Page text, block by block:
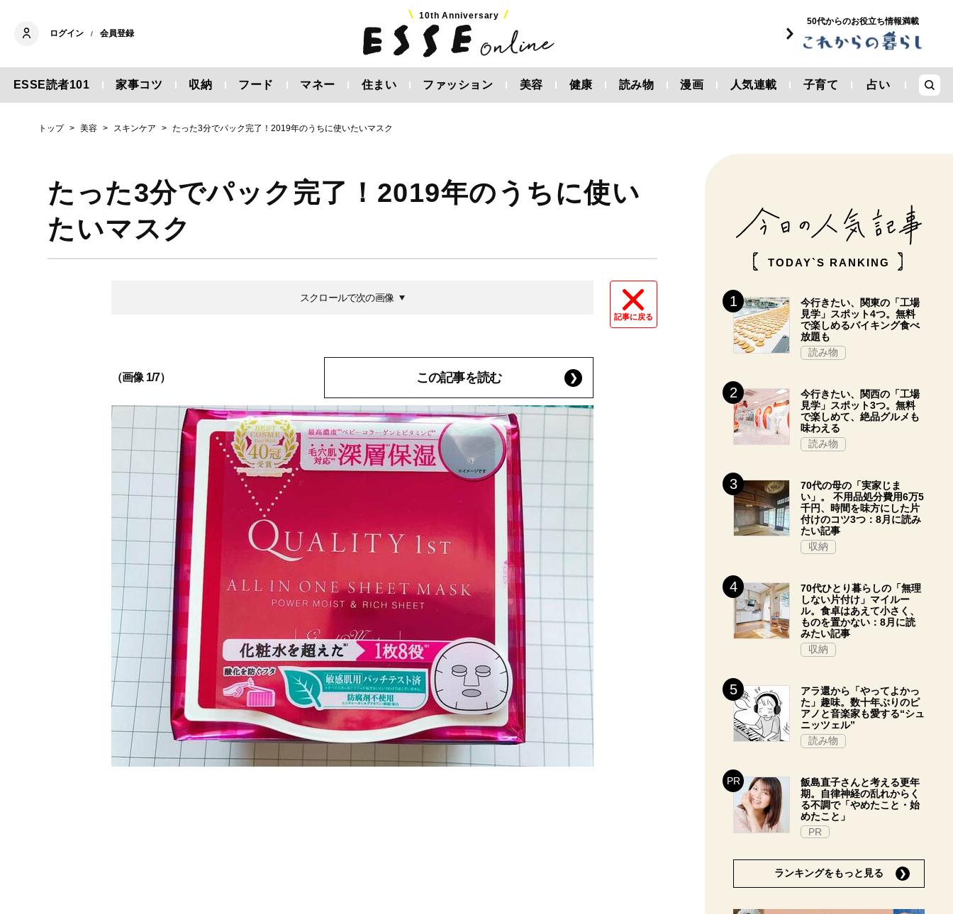
ログイン / 会員登録
10th Anniversary
50代からのお役立ち情報満載
ESSE読者101 家事コツ 収納 フード マネー 住まい ファッション 美容 健康 読み物 漫画 人気連載 子育て 占い
トップ 美容 スキンケア たった3分でパック完了！2019年のうちに使いたいマスク
たった3分でパック完了！2019年のうちに使い
たいマスク
記事に戻る
スクロールで次の画像
（画像 1/7） この記事を読む
TODAY`S RANKING
今行きたい、関東の「工場
見学」スポット4つ。無料
で楽しめるバイキング食べ
放題も
読み物
今行きたい、関西の「工場
見学」スポット3つ。無料
で楽しめて、絶品グルメも
味わえる
読み物
70代の母の「実家じま
い」。 不用品処分費用6万5
千円、時間を味方にした片
付けのコツ3つ：8月に読み
たい記事
収納
70代ひとり暮らしの「無理
しない片付け」マイルー
ル。食卓はあえて小さく、
ものを置かない：8月に読
みたい記事
収納
アラ還から「やってよかっ
た」趣味。数十年ぶりのピ
アノと音楽家も愛する“シュ
ニッツェル”
読み物
飯島直子さんと考える更年
期。自律神経の乱れからく
る不調で「やめたこと・始
めたこと」
PR
ランキングをもっと見る